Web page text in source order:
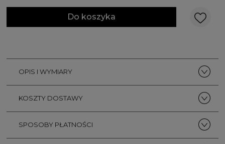
Do koszyka
OPIS I WYMIARY
KOSZTY DOSTAWY
SPOSOBY PŁATNOŚCI